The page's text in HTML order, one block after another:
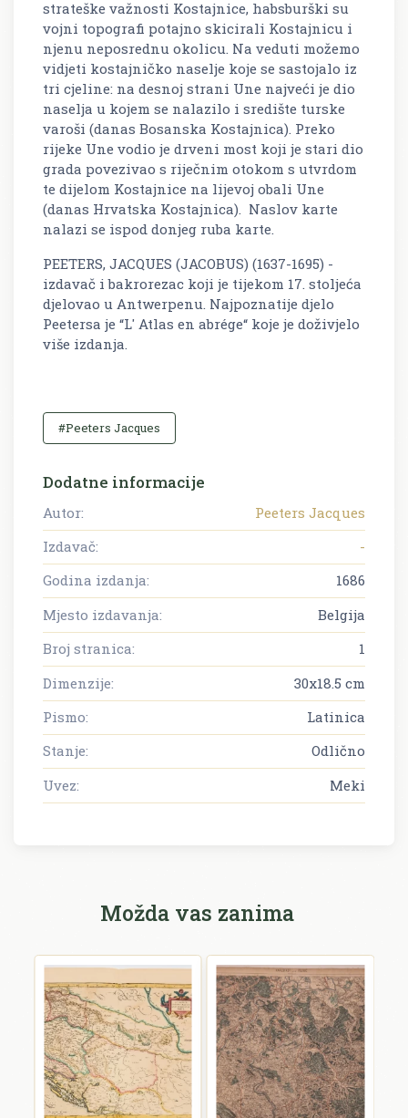
strateške važnosti Kostajnice, habsburški su
vojni topografi potajno skicirali Kostajnicu i
njenu neposrednu okolicu. Na veduti možemo
vidjeti kostajničko naselje koje se sastojalo iz
tri cjeline: na desnoj strani Une najveći je dio
naselja u kojem se nalazilo i središte turske
varoši (danas Bosanska Kostajnica). Preko
rijeke Une vodio je drveni most koji je stari dio
grada povezivao s riječnim otokom s utvrdom
te dijelom Kostajnice na lijevoj obali Une
(danas Hrvatska Kostajnica). Naslov karte
nalazi se ispod donjeg ruba karte.
PEETERS, JACQUES (JACOBUS) (1637-1695) -
izdavač i bakrorezac koji je tijekom 17. stoljeća
djelovao u Antwerpenu. Najpoznatije djelo
Peetersa je “L' Atlas en abrége“ koje je doživjelo
više izdanja.
#Peeters Jacques
Dodatne informacije
Autor:
Peeters Jacques
Izdavač:
-
Godina izdanja:
1686
Mjesto izdavanja:
Belgija
Broj stranica:
1
Dimenzije:
30x18.5 cm
Pismo:
Latinica
Stanje:
Odlično
Uvez:
Meki
Možda vas zanima